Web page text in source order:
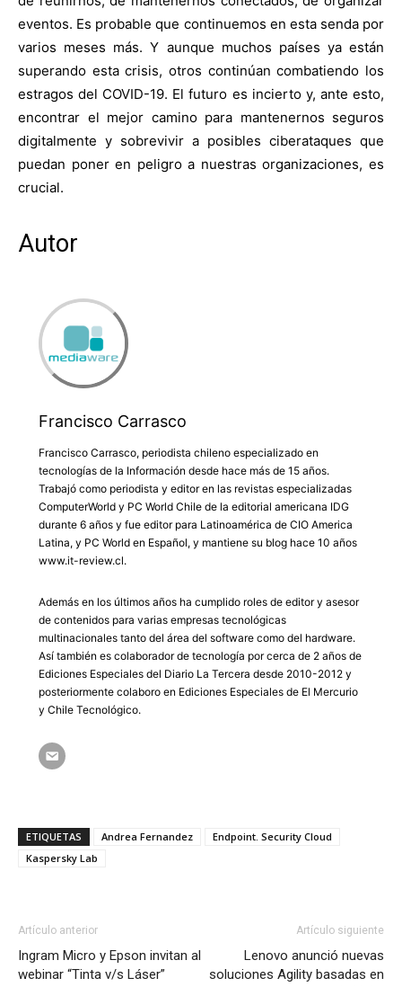
eventos. Es probable que continuemos en esta senda por
varios meses más. Y aunque muchos países ya están
superando esta crisis, otros continúan combatiendo los
estragos del COVID-19. El futuro es incierto y, ante esto,
encontrar el mejor camino para mantenernos seguros
digitalmente y sobrevivir a posibles ciberataques que
puedan poner en peligro a nuestras organizaciones, es
crucial.
Autor
Francisco Carrasco
Francisco Carrasco, periodista chileno especializado en
tecnologías de la Información desde hace más de 15 años.
Trabajó como periodista y editor en las revistas especializadas
ComputerWorld y PC World Chile de la editorial americana IDG
durante 6 años y fue editor para Latinoamérica de CIO America
Latina, y PC World en Español, y mantiene su blog hace 10 años
www.it-review.cl.
Además en los últimos años ha cumplido roles de editor y asesor
de contenidos para varias empresas tecnológicas
multinacionales tanto del área del software como del hardware.
Así también es colaborador de tecnología por cerca de 2 años de
Ediciones Especiales del Diario La Tercera desde 2010-2012 y
posteriormente colaboro en Ediciones Especiales de El Mercurio
y Chile Tecnológico.
ETIQUETAS Andrea Fernandez
Endpoint. Security Cloud
Kaspersky Lab
Artículo anterior
Ingram Micro y Epson invitan al
webinar “Tinta v/s Láser”
Artículo siguiente
Lenovo anunció nuevas
soluciones Agility basadas en